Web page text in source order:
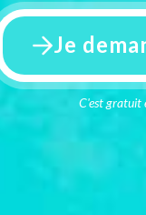
Je
C'est gratuit